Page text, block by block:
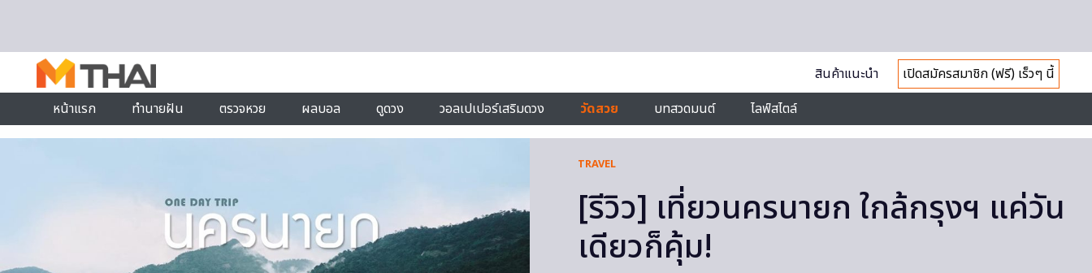
สินค้าแนะนำ
เปิดสมัครสมาชิก (ฟรี) เร็วๆ นี้
หน้าแรก
ทำนายฝัน ตรวจหวย ผลบอล ดูดวง วอลเปเปอร์เสริมดวง วัดสวย บทสวดมนต์ ไลฟ์สไตล์
TRAVEL
[รีวิว] เที่ยวนครนายก ใกล้กรุงฯ แค่วัน
เดียวก็คุ้ม!